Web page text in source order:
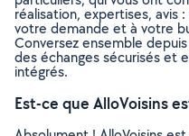
réalisation, expertises, avis
votre demande et à votre
Conversez ensemble
des échanges sécurisés et
intégrés.
Est-ce que AlloVoisins